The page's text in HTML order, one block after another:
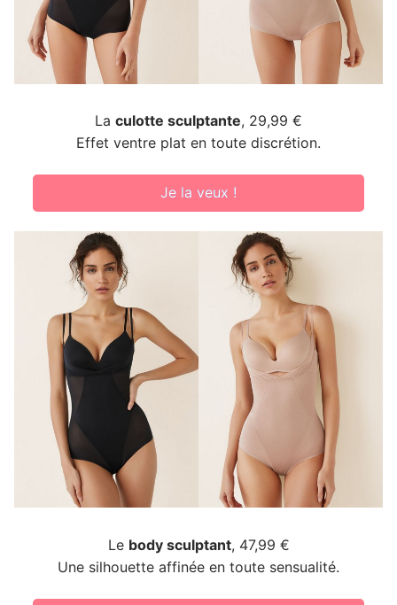
La culotte sculptante, 29,99 €
Effet ventre plat en toute discrétion.
Je la veux !
Le body sculptant, 47,99 €
Une silhouette affinée en toute sensualité.